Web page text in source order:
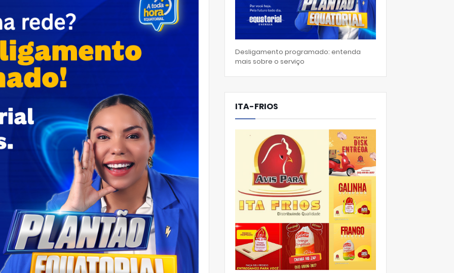
Desligamento programado: entenda
mais sobre o serviço
ITA-FRIOS